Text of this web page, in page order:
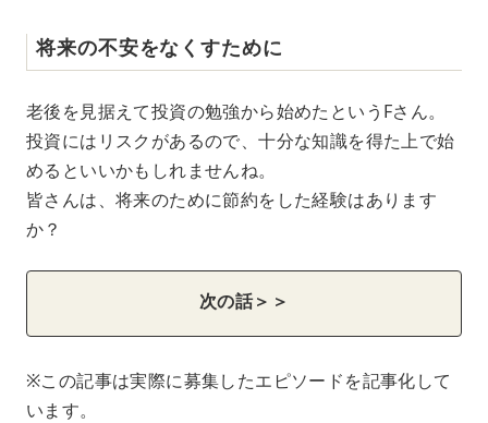
将来の不安をなくすために
老後を見据えて投資の勉強から始めたというFさん。
投資にはリスクがあるので、十分な知識を得た上で始
めるといいかもしれませんね。
皆さんは、将来のために節約をした経験はあります
か？
次の話＞＞
※この記事は実際に募集したエピソードを記事化して
います。